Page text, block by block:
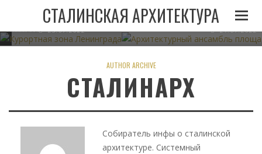
СТАЛИНСКАЯ АРХИТЕКТУРА
05.11.2022
ЛЕНИНГРАДА ПРИ
СТАЛИНЕ
23.07.2022
АРХИТЕКТУРНЫЙ АНСАМБЛЬ
В МИНСКЕ
21.07.2022
AUTHOR ARCHIVE
СТАЛИНАРХ
Собиратель инфы о сталинской
архитектуре. Системный